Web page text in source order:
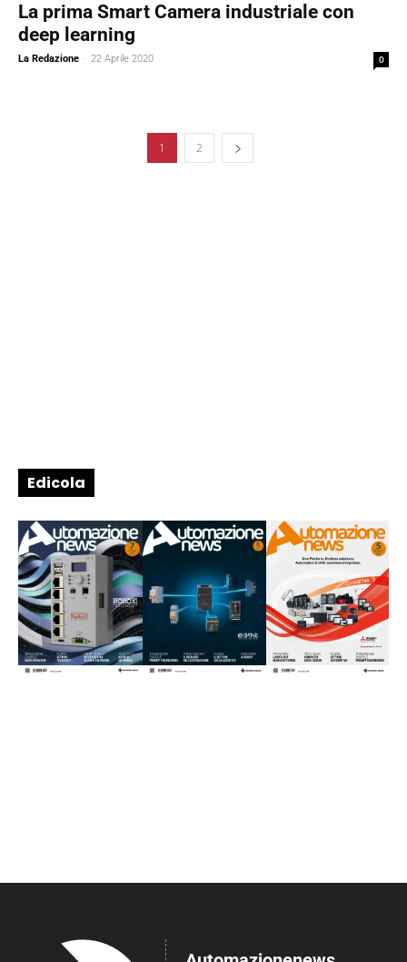
La prima Smart Camera industriale con
deep learning
La Redazione - 22 Aprile 2020 0
1 2
Edicola